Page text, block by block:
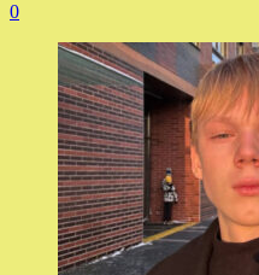
0